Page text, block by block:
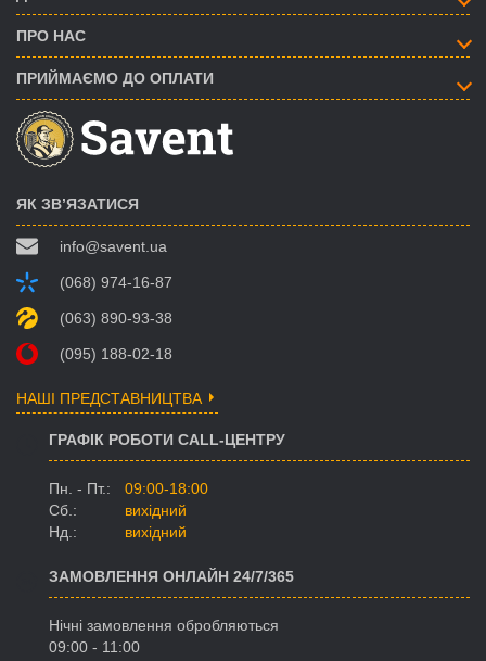
ПРО НАС
ПРИЙМАЄМО ДО ОПЛАТИ
ЯК ЗВ’ЯЗАТИСЯ
info@savent.ua
(068) 974-16-87
(063) 890-93-38
(095) 188-02-18
НАШІ ПРЕДСТАВНИЦТВА
ГРАФІК РОБОТИ CALL-ЦЕНТРУ
Пн. - Пт.:
09:00-18:00
Сб.:
вихідний
Нд.:
вихідний
ЗАМОВЛЕННЯ ОНЛАЙН 24/7/365
Нічні замовлення обробляються
09:00 - 11:00